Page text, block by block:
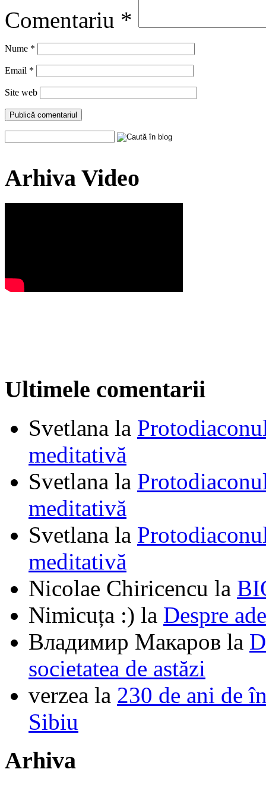
Comentariu *
Nume *
Email *
Site web
Arhiva Video
Ultimele comentarii
Svetlana la
meditativă
Svetlana la
meditativă
Svetlana la
meditativă
Nicolae Chiricencu la
Nimicuța :) la Despre
Владимир Макаров la
societatea de astăzi
verzea la 230 de ani de
Sibiu
Arhiva